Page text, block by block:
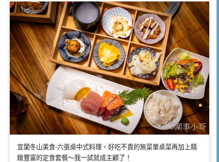
宜蘭冬山美食-六張桌中式料理，好吃不貴的無菜單桌菜再加上精
緻豐富的定食套餐～我一試就成主顧了！